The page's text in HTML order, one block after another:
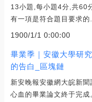
13小題,每小題4分,共60
有一項是符合題目要求的.
1900/1/1 0:00:00
畢業季｜安徽大學研
的告白_區塊鏈
新安晚報安徽網大皖新
心血的畢業論文終于完